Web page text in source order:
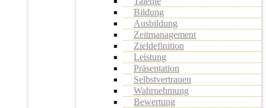
Bildung
Ausbildung
Zeitmanagement
Zieldefinition
Leistung
Präsentation
Selbstvertrauen
Wahrnehmung
Bewertung